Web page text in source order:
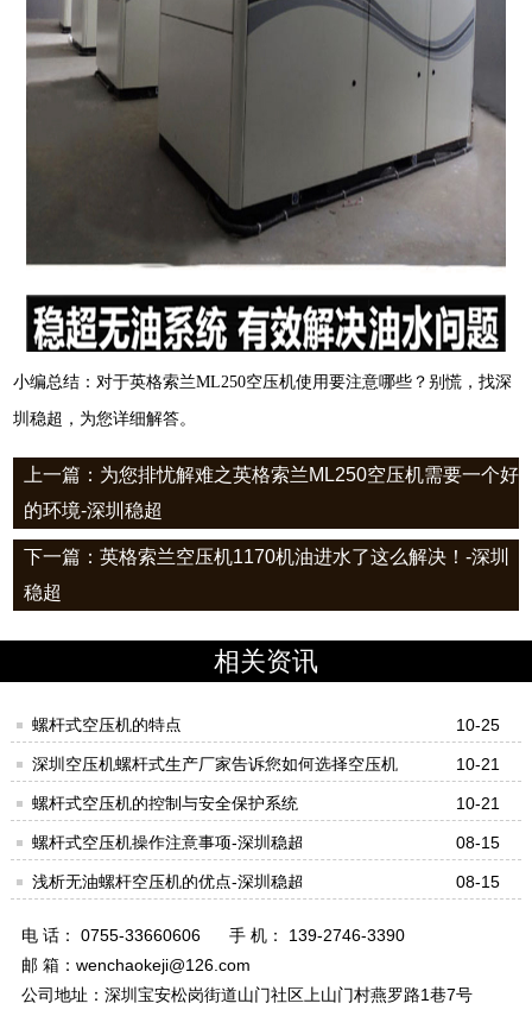
小编总结：对于英格索兰ML250空压机使用要注意哪些？别慌，找深
圳稳超，为您详细解答。
上一篇：为您排忧解难之英格索兰ML250空压机需要一个好
的环境-深圳稳超
下一篇：英格索兰空压机1170机油进水了这么解决！-深圳
稳超
相关资讯
螺杆式空压机的特点 10-25
深圳空压机螺杆式生产厂家告诉您如何选择空压机 10-21
螺杆式空压机的控制与安全保护系统 10-21
螺杆式空压机操作注意事项-深圳稳超 08-15
浅析无油螺杆空压机的优点-深圳稳超 08-15
电 话： 0755-33660606
手 机： 139-2746-3390
邮 箱：wenchaokeji@126.com
公司地址：深圳宝安松岗街道山门社区上山门村燕罗路1巷7号